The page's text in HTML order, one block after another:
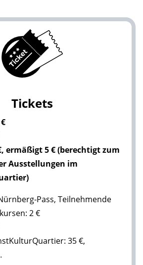
Tickets
ermäßigt 5 € (berechtigt zum
Ausstellungen im
Pass, Teilnehmende
2 €
35 €,